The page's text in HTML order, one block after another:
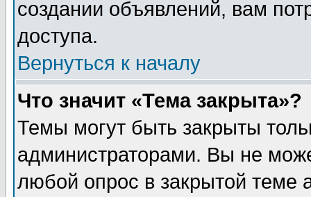
создании объявлений, вам
доступа.
Вернуться к началу
Что значит «Тема закрыта»?
Темы могут быть закрыты
администраторами. Вы не
любой опрос в закрытой теме